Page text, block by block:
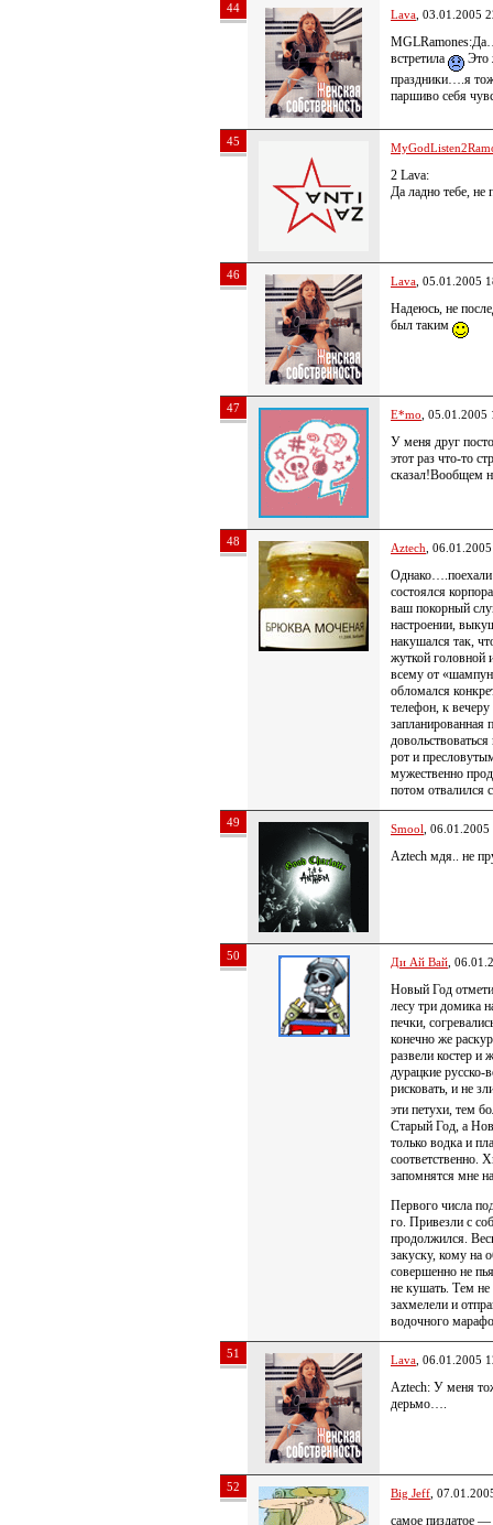
44 Lava , 03.01.2005
встретила
Это
праздники….я
паршиво себя
45
2 Lava:
Да ладно тебе,
46 Lava , 05.01.2005
Надеюсь, не
был таким
47 E*mo , 05.01.2005
У меня друг
этот раз что-то
сказал!Вообщем
48 Aztech ,
состоялся
ваш покорный
настроении,
накушался так,
жуткой головной
всему от
обломался
телефон, к
запланированная
рот и
мужественно
потом отвалился
49 Smool ,
Aztech мдя.. не
50 Ди Ай Вай ,
Новый Год
лесу три домика
печки,
конечно же
развели костер
дурацкие русско-
рисковать, и не
эти петухи, тем
Старый Год, а
только водка и
соответственно.
запомнятся мне
Первого числа
го. Привезли с
продолжился.
закуску, кому на
совершенно не
не кушать. Тем не
захмелели и
водочного
51 Lava , 06.01.2005
Aztech: У меня
дерьмо….
52 Big Jeff ,
самое пиздатое